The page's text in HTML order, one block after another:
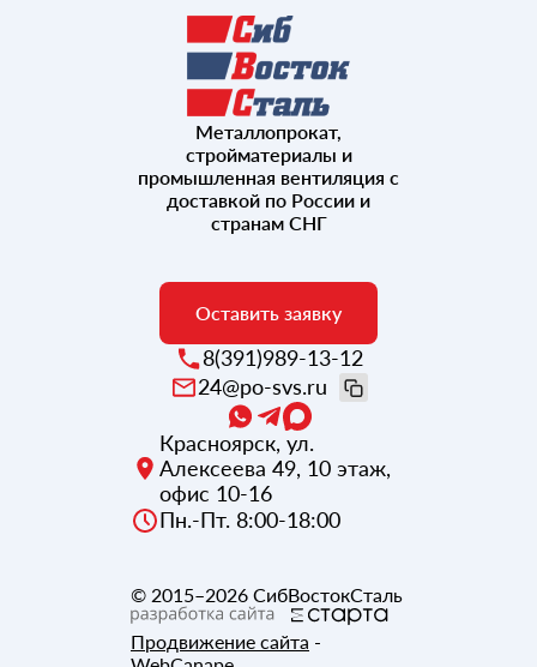
Металлопрокат,
стройматериалы и
промышленная вентиляция с
доставкой по России и
странам СНГ
Оставить заявку
8(391)989-13-12
24@po-svs.ru
Красноярск, ул.
Алексеева 49, 10 этаж,
офис 10-16
Пн.-Пт. 8:00-18:00
© 2015–2026 СибВостокСталь
Продвижение сайта -